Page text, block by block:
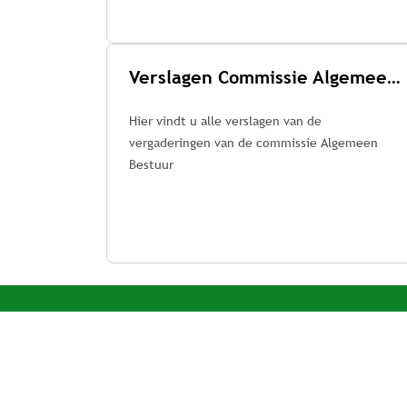
Verslagen Commissie Algemeen Bestuur
Hier vindt u alle verslagen van de
vergaderingen van de commissie Algemeen
Bestuur